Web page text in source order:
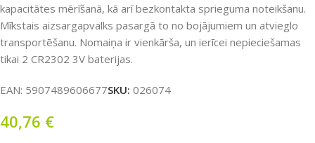
kapacitātes mērīšanā, kā arī bezkontakta sprieguma noteikšanu.
Mīkstais aizsargapvalks pasargā to no bojājumiem un atvieglo
transportēšanu. Nomaiņa ir vienkārša, un ierīcei nepieciešamas
tikai 2 CR2302 3V baterijas.
EAN: 5907489606677SKU: 026074
40,76 €